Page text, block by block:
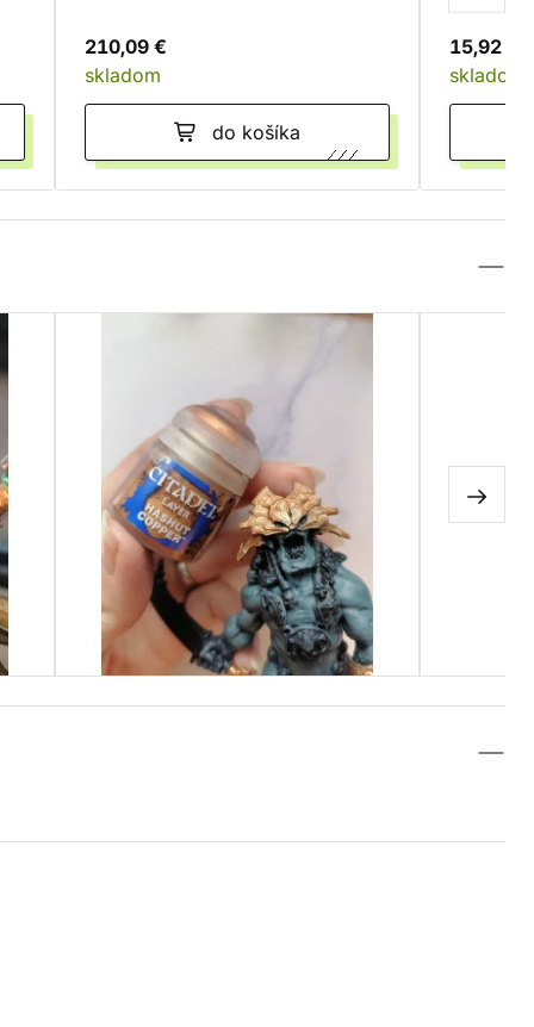
210,09 €
skladom
do košíka
15,92 €
skladom